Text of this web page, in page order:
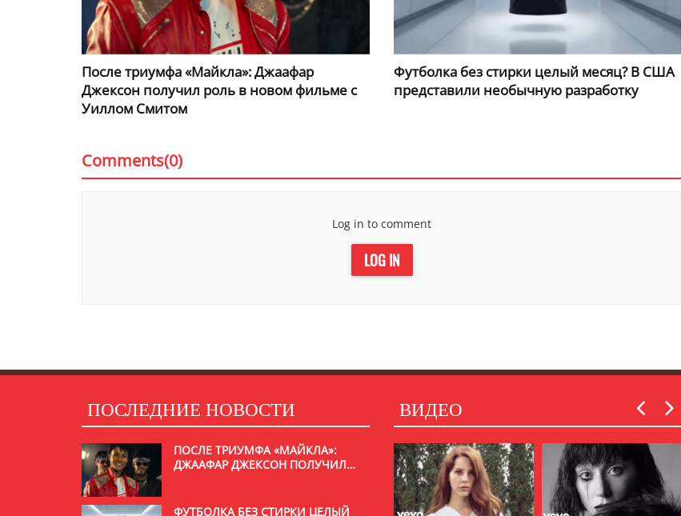
После триумфа «Майкла»: Джаафар
Джексон получил роль в новом фильме с
Уиллом Смитом
Футболка без стирки целый месяц? В США
представили необычную разработку
Comments(0)
Log in to comment
LOG IN
ПОСЛЕДНИЕ НОВОСТИ
ПОСЛЕ ТРИУМФА «МАЙКЛА»:
ДЖААФАР ДЖЕКСОН ПОЛУЧИЛ
ФУТБОЛКА БЕЗ СТИРКИ ЦЕЛЫЙ
ВИДЕО